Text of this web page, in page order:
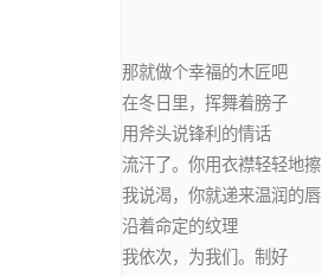
那就做个幸福的木匠吧
在冬日里，挥舞着膀子
用斧头说锋利的情话
流汗了。你用衣襟轻轻地擦
我说渴，你就递来温润的唇
沿着命定的纹理
我依次，为我们。制好